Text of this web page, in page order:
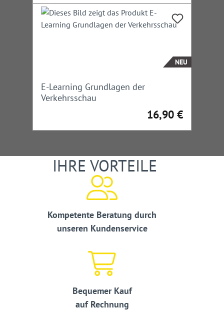
NEU
E-Learning Grundlagen der
Verkehrsschau
Regulärer Preis:
16,90 €
IHRE VORTEILE
Kompetente Beratung durch
unseren Kundenservice
Bequemer Kauf
auf Rechnung